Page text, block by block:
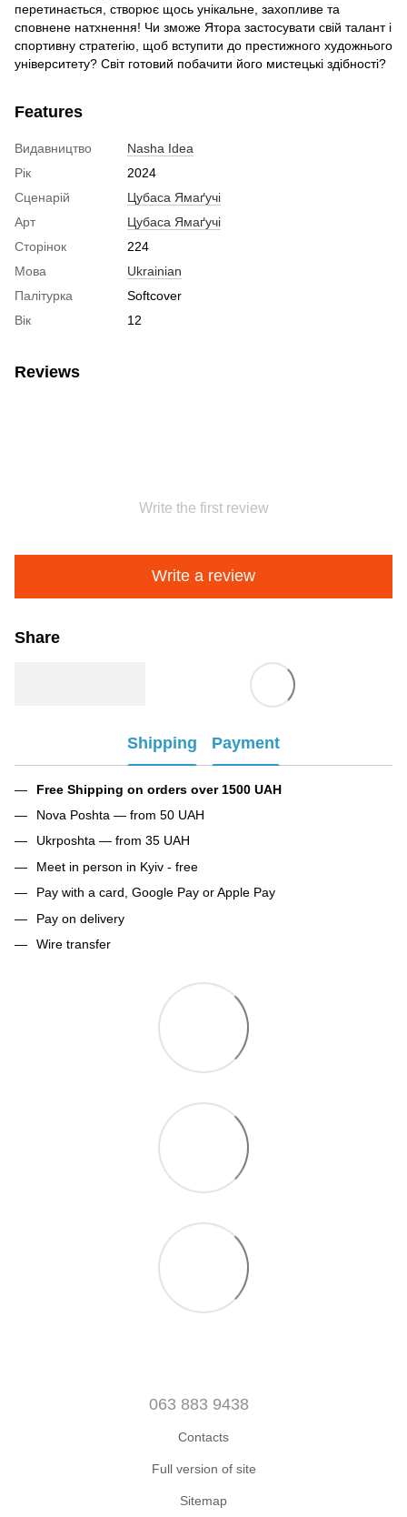
перетинається, створює щось унікальне, захопливе та
сповнене натхнення! Чи зможе Ятора застосувати свій талант і
спортивну стратегію, щоб вступити до престижного художнього
університету? Світ готовий побачити його мистецькі здібності?
Features
Видавництво
Nasha Idea
Рік
2024
Сценарій
Цубаса Ямаґучі
Арт
Цубаса Ямаґучі
Сторінок
224
Мова
Ukrainian
Палітурка
Softcover
Вік
12
Reviews
Write the first review
Write a review
Share
Shipping Payment
Free Shipping on orders over 1500 UAH
Nova Poshta — from 50 UAH
Ukrposhta — from 35 UAH
Meet in person in Kyiv - free
Pay with a card, Google Pay or Apple Pay
Pay on delivery
Wire transfer
063 883 9438
Contacts
Full version of site
Sitemap